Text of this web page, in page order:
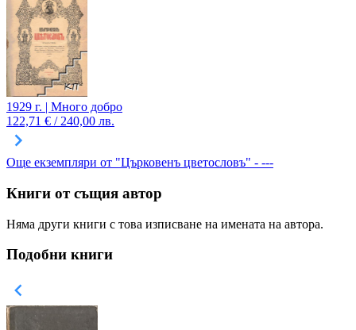
1929 г. | Много добро
122,71 € / 240,00 лв.
Още екземпляри от "Църковенъ цветословъ" - ---
Книги от същия автор
Няма други книги с това изписване на имената на автора.
Подобни книги